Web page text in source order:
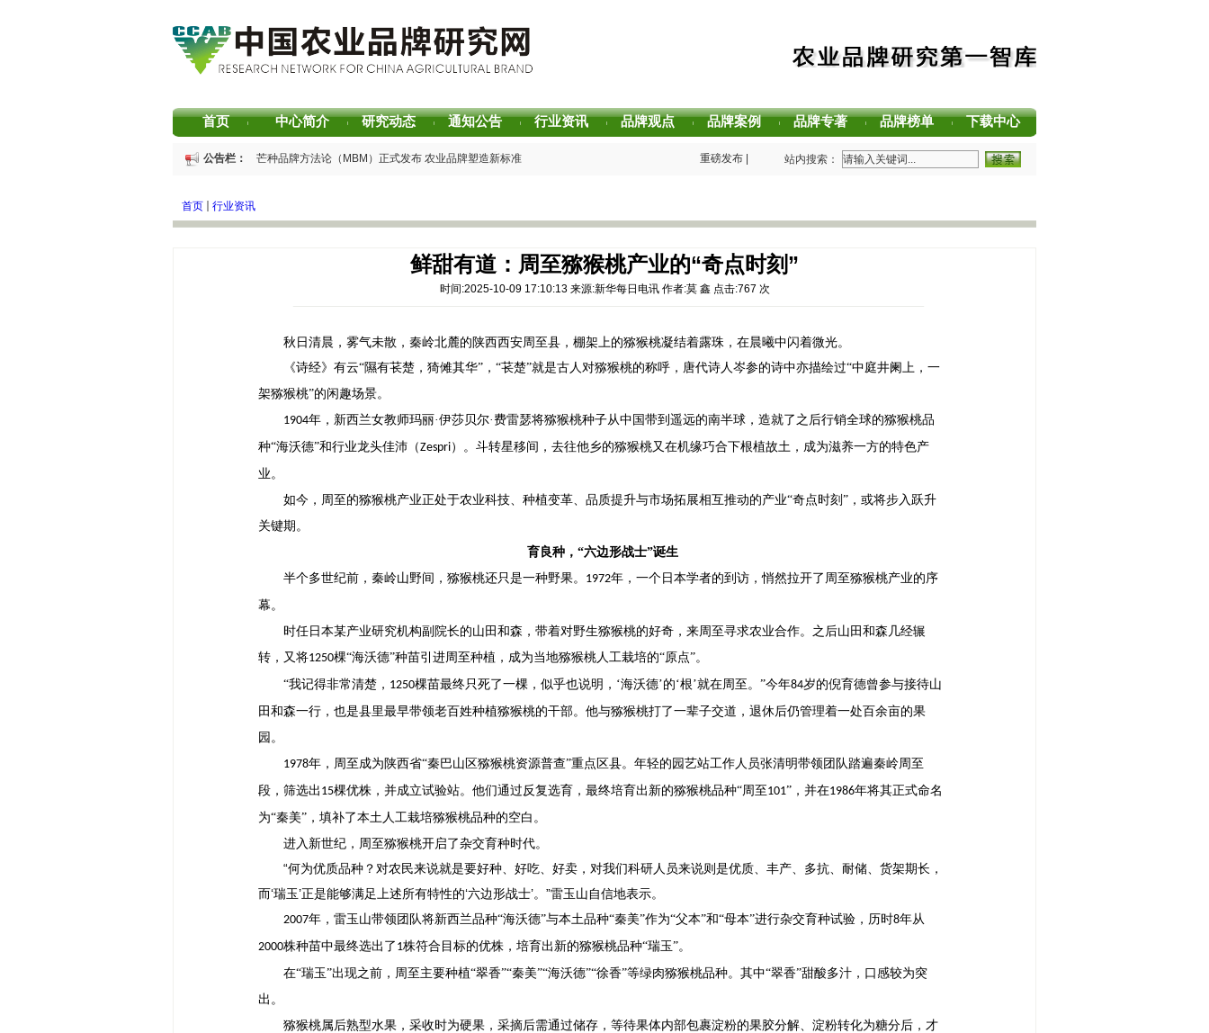
首页 | 中心简介 | 研究动态 | 通知公告 | 行业资讯 | 品牌观点 | 品牌案例 | 品牌专著 | 品牌榜单 | 下载中心
公告栏：
重磅发布 | 芒种品牌方法论（MBM）正式发布 农业品牌塑造新标准
书香赋能乡村振兴！“耕读中国·品牌强农”主题阅读活动在杭州圆满落幕
专家观点｜建构富有持久竞争力的中国品牌生态 创新具有独特整合力的中国品牌叙事
重磅发布 | 芒种品牌方法论（MBM）正式发布 农业品牌塑造新标准
专家观点｜建构富有持久竞争力的中国品牌生态 创新具有独特整合力的中国品牌叙事
站内搜索：
首页 行业资讯
鲜甜有道：周至猕猴桃产业的“奇点时刻”
时间:2025-10-09 17:10:13 来源:新华每日电讯 作者:莫 鑫 点击:767 次
秋日清晨，雾气未散，秦岭北麓的陕西西安周至县，棚架上的猕猴桃凝结着露珠，在晨曦中闪着微光。
《诗经》有云“隰有苌楚，猗傩其华”，“苌楚”就是古人对猕猴桃的称呼，唐代诗人岑参的诗中亦描绘过“中庭井阑上，一
架猕猴桃”的闲趣场景。
1904年，新西兰女教师玛丽·伊莎贝尔·费雷瑟将猕猴桃种子从中国带到遥远的南半球，造就了之后行销全球的猕猴桃品
种“海沃德”和行业龙头佳沛（Zespri）。斗转星移间，去往他乡的猕猴桃又在机缘巧合下根植故土，成为滋养一方的特色产
业。
如今，周至的猕猴桃产业正处于农业科技、种植变革、品质提升与市场拓展相互推动的产业“奇点时刻”，或将步入跃升
关键期。
育良种， “六边形战士”诞生
半个多世纪前，秦岭山野间，猕猴桃还只是一种野果。 1972年，一个日本学者的到访，悄然拉开了周至猕猴桃产业的序
幕。
时任日本某产业研究机构副院长的山田和森，带着对野生猕猴桃的好奇，来周至寻求农业合作。之后山田和森几经辗
转，又将1250棵“海沃德”种苗引进周至种植，成为当地猕猴桃人工栽培的“原点”。
“我记得非常清楚， 1250棵苗最终只死了一棵，似乎也说明，‘海沃德’的‘根’就在周至。”今年84岁的倪育德曾参与接待山
田和森一行，也是县里最早带领老百姓种植猕猴桃的干部。他与猕猴桃打了一辈子交道，退休后仍管理着一处百余亩的果
园。
1978年，周至成为陕西省“秦巴山区猕猴桃资源普查”重点区县。年轻的园艺站工作人员张清明带领团队踏遍秦岭周至
段，筛选出 15棵优株，并成立试验站。他们通过反复选育，最终培育出新的猕猴桃品种“周至 101”，并在1986年将其正式命名
为“秦美”，填补了本土人工栽培猕猴桃品种的空白。
进入新世纪，周至猕猴桃开启了杂交育种时代。
“何为优质品种？对农民来说就是要好种、好吃、好卖，对我们科研人员来说则是优质、丰产、多抗、耐储、货架期长，
而‘瑞玉’正是能够满足上述所有特性的‘六边形战士’。”雷玉山自信地表示。
2007年，雷玉山带领团队将新西兰品种“海沃德”与本土品种“秦美”作为“父本”和“母本”进行杂交育种试验，历时8年从
2000株种苗中最终选出了 1株符合目标的优株，培育出新的猕猴桃品种“瑞玉”。
在“瑞玉”出现之前，周至主要种植“翠香”“秦美”“海沃德”“徐香”等绿肉猕猴桃品种。其中“翠香”甜酸多汁，口感较为突
出。
猕猴桃属后熟型水果，采收时为硬果，采摘后需通过储存，等待果体内部包裹淀粉的果胶分解、淀粉转化为糖分后，才